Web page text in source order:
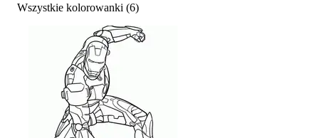
Wszystkie kolorowanki (6)